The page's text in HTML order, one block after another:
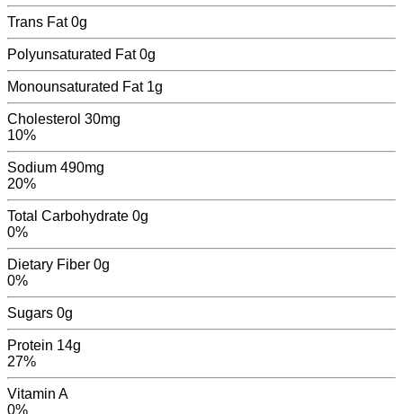
Trans Fat 0g
Polyunsaturated Fat 0g
Monounsaturated Fat 1g
Cholesterol 30mg
10%
Sodium 490mg
20%
Total Carbohydrate 0g
0%
Dietary Fiber 0g
0%
Sugars 0g
Protein 14g
27%
Vitamin A
0%